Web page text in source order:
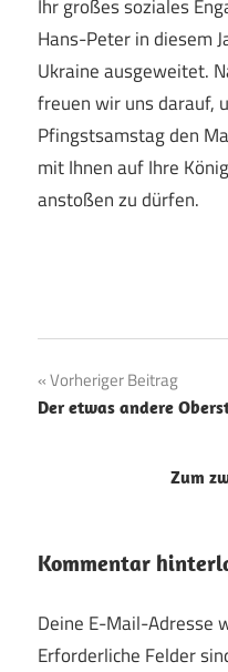
Ihr großes soziales
Hans-Peter in diesem
Ukraine ausgeweitet.
freuen wir uns darauf,
Pfingstsamstag den
mit Ihnen auf Ihre
anstoßen zu dürfen.
Vorheriger Beitrag
Der etwas andere
Zum
Kommentar
Deine E-Mail-Adresse
Erforderliche Felder